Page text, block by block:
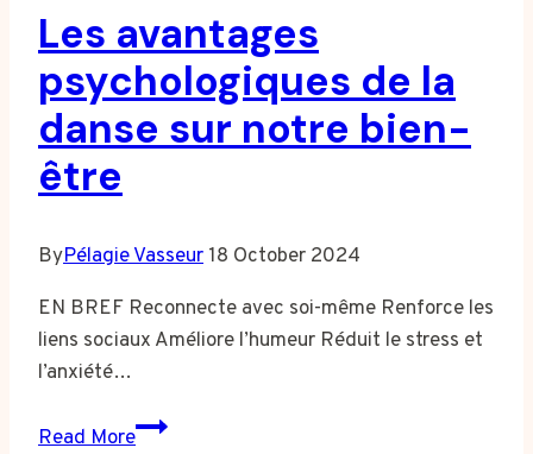
conseils
pratiques
pour
réussir
votre
Les avantages
psychologiques de la
danse sur notre bien-
être
ByPélagie Vasseur 18 October 2024
EN BREF Reconnecte avec soi-même Renforce les
liens sociaux Améliore l’humeur Réduit le stress et
l’anxiété…
Read More
Les